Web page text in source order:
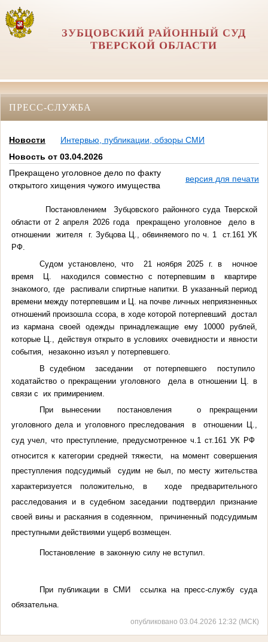
ЗУБЦОВСКИЙ РАЙОННЫЙ СУД
ТВЕРСКОЙ ОБЛАСТИ
ПРЕСС-СЛУЖБА
Новости
Интервью, публикации, обзоры СМИ
Новость от 03.04.2026
Прекращено уголовное дело по факту
открытого хищения чужого имущества
версия для печати
Постановлением Зубцовского районного суда Тверской
области от 2 апреля 2026 года прекращено уголовное дело в
отношении жителя г. Зубцова Ц., обвиняемого по ч. 1 ст.161 УК
РФ.
Судом установлено, что 21 ноября 2025 г. в ночное
время Ц. находился совместно с потерпевшим в квартире
знакомого, где распивали спиртные напитки. В указанный период
времени между потерпевшим и Ц. на почве личных неприязненных
отношений произошла ссора, в ходе которой потерпевший достал
из кармана своей одежды принадлежащие ему 10000 рублей,
которые Ц., действуя открыто в условиях очевидности и явности
события, незаконно изъял у потерпевшего.
В судебном заседании от потерпевшего поступило
ходатайство о прекращении уголовного дела в отношении Ц. в
связи с их примирением.
При вынесении постановления о прекращении
уголовного дела и уголовного преследования в отношении Ц.,
суд учел, что преступление, предусмотренное ч.1 ст.161 УК РФ
относится к категории средней тяжести, на момент совершения
преступления подсудимый судим не был, по месту жительства
характеризуется положительно, в ходе предварительного
расследования и в судебном заседании подтвердил признание
своей вины и раскаяния в содеянном, причиненный подсудимым
преступными действиями ущерб возмещен.
Постановление в законную силу не вступил.
При публикации в СМИ ссылка на пресс-службу суда
обязательна.
опубликовано 03.04.2026 12:32 (МСК)